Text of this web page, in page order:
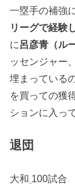
一塁手の補強
リーグで経験
に呂彦青（ル
ッセンジャー
埋まっている
を買っての獲
ションに入っ
退団
大和 100試